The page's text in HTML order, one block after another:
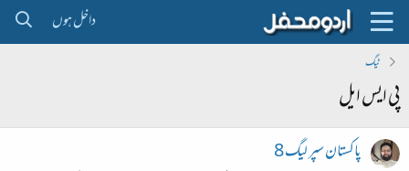
داخل ہوں
ٹیگ
پی ایس ایل
پاکستان سپر لیگ 8